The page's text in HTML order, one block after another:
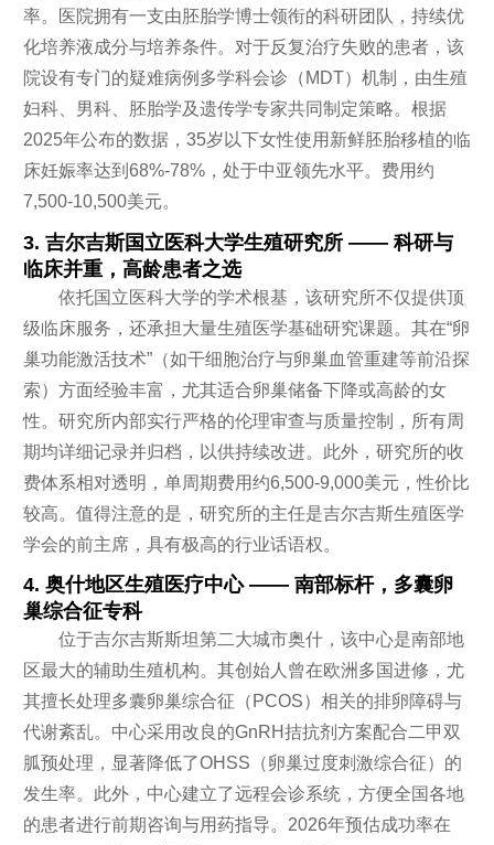
率。医院拥有一支由胚胎学博士领衔的科研团队，持续优
化培养液成分与培养条件。对于反复治疗失败的患者，该
院设有专门的疑难病例多学科会诊（MDT）机制，由生殖
妇科、男科、胚胎学及遗传学专家共同制定策略。根据
2025年公布的数据，35岁以下女性使用新鲜胚胎移植的临
床妊娠率达到68%-78%，处于中亚领先水平。费用约
7,500-10,500美元。
3. 吉尔吉斯国立医科大学生殖研究所 —— 科研与
临床并重，高龄患者之选
依托国立医科大学的学术根基，该研究所不仅提供顶
级临床服务，还承担大量生殖医学基础研究课题。其在“卵
巢功能激活技术”（如干细胞治疗与卵巢血管重建等前沿探
索）方面经验丰富，尤其适合卵巢储备下降或高龄的女
性。研究所内部实行严格的伦理审查与质量控制，所有周
期均详细记录并归档，以供持续改进。此外，研究所的收
费体系相对透明，单周期费用约6,500-9,000美元，性价比
较高。值得注意的是，研究所的主任是吉尔吉斯生殖医学
学会的前主席，具有极高的行业话语权。
4. 奥什地区生殖医疗中心 —— 南部标杆，多囊卵
巢综合征专科
位于吉尔吉斯斯坦第二大城市奥什，该中心是南部地
区最大的辅助生殖机构。其创始人曾在欧洲多国进修，尤
其擅长处理多囊卵巢综合征（PCOS）相关的排卵障碍与
代谢紊乱。中心采用改良的GnRH拮抗剂方案配合二甲双
胍预处理，显著降低了OHSS（卵巢过度刺激综合征）的
发生率。此外，中心建立了远程会诊系统，方便全国各地
的患者进行前期咨询与用药指导。2026年预估成功率在